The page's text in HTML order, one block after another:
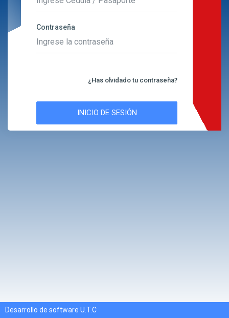
Contraseña
¿Has olvidado tu contraseña?
Desarrollo de software U.T.C